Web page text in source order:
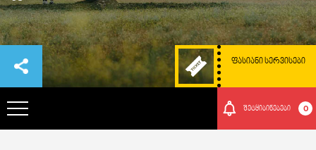
ᲤᲐᲡᲘᲐᲜᲘ ᲡᲔᲠᲕᲘᲡᲔᲑᲘ
შეტყიბინებები 0